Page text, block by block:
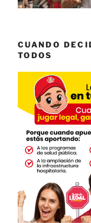
CUANDO
TODOS